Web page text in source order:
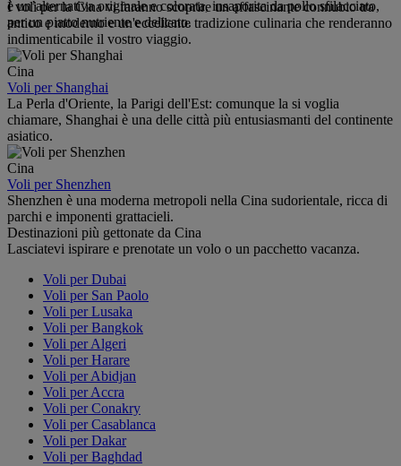
è un’alternativa originale e colorata, insaporita da pollo sfilacciato,
per un piatto nutriente e delicato.
I voli per la Cina vi faranno scoprire un affascinante connubio tra
antico e moderno e un'eccellente tradizione culinaria che renderanno
indimenticabile il vostro viaggio.
Cina
Voli per Shanghai
La Perla d'Oriente, la Parigi dell'Est: comunque la si voglia
chiamare, Shanghai è una delle città più entusiasmanti del continente
asiatico.
Cina
Voli per Shenzhen
Shenzhen è una moderna metropoli nella Cina sudorientale, ricca di
parchi e imponenti grattacieli.
Destinazioni più gettonate da Cina
Lasciatevi ispirare e prenotate un volo o un pacchetto vacanza.
Voli per Dubai
Voli per San Paolo
Voli per Lusaka
Voli per Bangkok
Voli per Algeri
Voli per Harare
Voli per Abidjan
Voli per Accra
Voli per Conakry
Voli per Casablanca
Voli per Dakar
Voli per Baghdad